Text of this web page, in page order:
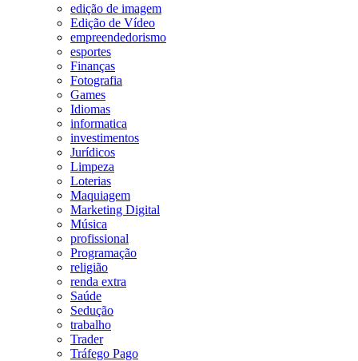
edição de imagem
Edição de Vídeo
empreendedorismo
esportes
Finanças
Fotografia
Games
Idiomas
informatica
investimentos
Jurídicos
Limpeza
Loterias
Maquiagem
Marketing Digital
Música
profissional
Programação
religião
renda extra
Saúde
Sedução
trabalho
Trader
Tráfego Pago